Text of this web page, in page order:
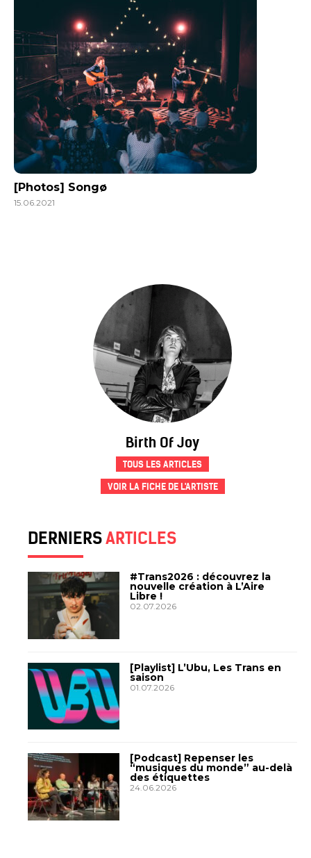
[Photos] Songø
15.06.2021
Birth Of Joy
TOUS LES ARTICLES
VOIR LA FICHE DE L'ARTISTE
DERNIERSARTICLES
#Trans2026 : découvrez la
nouvelle création à L’Aire
Libre !
02.07.2026
[Playlist] L’Ubu, Les Trans en
saison
01.07.2026
[Podcast] Repenser les
“musiques du monde” au-delà
des étiquettes
24.06.2026